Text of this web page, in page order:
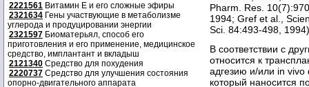
2221561 Витамин Е и его сложные эфиры
2321634 Гены участвующие в метаболизме
углерода и продуцировании энергии
2321597 Биоматерьял, способ его
приготовления и его применение, медицинское
средство, имплантант и вкладыш
2121340 Средство для похудения
2220737 Средство для улучшения состояния
опорно-двигательного аппарата
Pharm. Res.
1994; Gref et al.,
Sci. 84:493-498,
В соответствии с
относится к
адгезию и/или in
который наносится